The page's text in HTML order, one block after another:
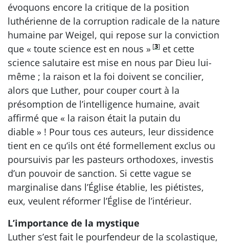
évoquons encore la critique de la position
luthérienne de la corruption radicale de la nature
humaine par Weigel, qui repose sur la conviction
que « toute science est en nous » [3] et cette
science salutaire est mise en nous par Dieu lui-
même ; la raison et la foi doivent se concilier,
alors que Luther, pour couper court à la
présomption de l’intelligence humaine, avait
affirmé que « la raison était la putain du
diable » ! Pour tous ces auteurs, leur dissidence
tient en ce qu’ils ont été formellement exclus ou
poursuivis par les pasteurs orthodoxes, investis
d’un pouvoir de sanction. Si cette vague se
marginalise dans l’Église établie, les piétistes,
eux, veulent réformer l’Église de l’intérieur.
L’importance de la mystique
Luther s’est fait le pourfendeur de la scolastique,